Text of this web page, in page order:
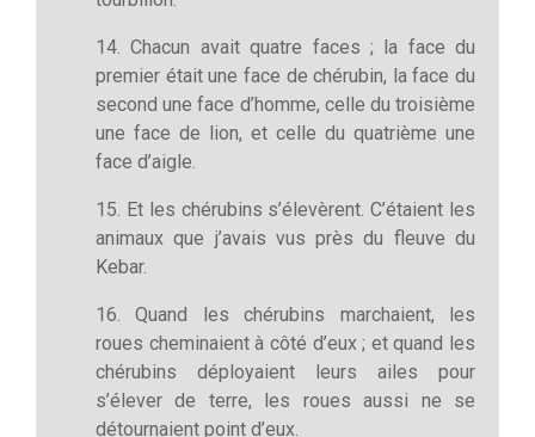
14. Chacun avait quatre faces ; la face du
premier était une face de chérubin, la face du
second une face d’homme, celle du troisième
une face de lion, et celle du quatrième une
face d’aigle.
15. Et les chérubins s’élevèrent. C’étaient les
animaux que j’avais vus près du fleuve du
Kebar.
16. Quand les chérubins marchaient, les
roues cheminaient à côté d’eux ; et quand les
chérubins déployaient leurs ailes pour
s’élever de terre, les roues aussi ne se
détournaient point d’eux.